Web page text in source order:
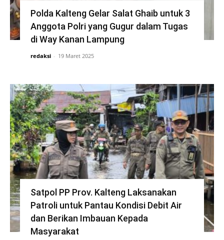
Polda Kalteng Gelar Salat Ghaib untuk 3
Anggota Polri yang Gugur dalam Tugas
di Way Kanan Lampung
redaksi - 19 Maret 2025
Satpol PP Prov. Kalteng Laksanakan
Patroli untuk Pantau Kondisi Debit Air
dan Berikan Imbauan Kepada
Masyarakat